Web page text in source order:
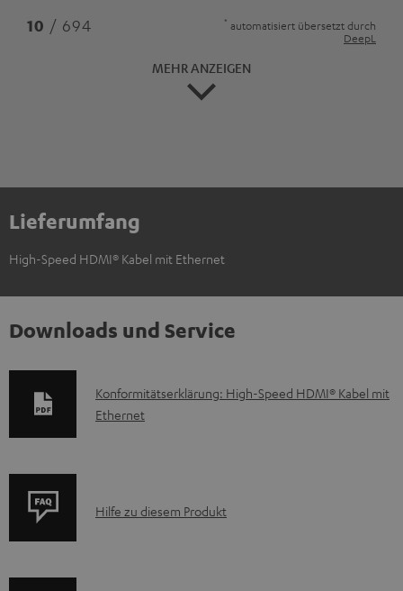
10 / 694 * automatisiert übersetzt durch
DeepL
MEHR ANZEIGEN
Lieferumfang
High-Speed HDMI® Kabel mit Ethernet
Downloads und Service
D
o
m
Konformitätserklärung: High-Speed HDMI® Kabel mit
Ethernet
P
Hilfe zu diesem Produkt